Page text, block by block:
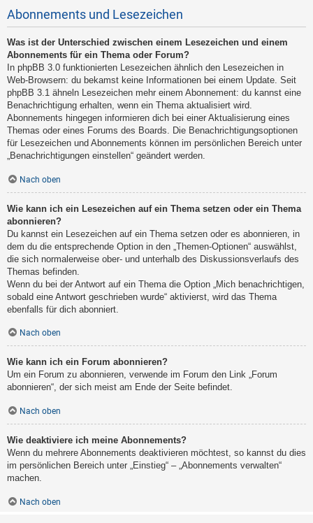
Abonnements und Lesezeichen
Was ist der Unterschied zwischen einem Lesezeichen und einem
Abonnements für ein Thema oder Forum?
In phpBB 3.0 funktionierten Lesezeichen ähnlich den Lesezeichen in
Web-Browsern: du bekamst keine Informationen bei einem Update. Seit
phpBB 3.1 ähneln Lesezeichen mehr einem Abonnement: du kannst eine
Benachrichtigung erhalten, wenn ein Thema aktualisiert wird.
Abonnements hingegen informieren dich bei einer Aktualisierung eines
Themas oder eines Forums des Boards. Die Benachrichtigungsoptionen
für Lesezeichen und Abonnements können im persönlichen Bereich unter
„Benachrichtigungen einstellen“ geändert werden.
Nach oben
Wie kann ich ein Lesezeichen auf ein Thema setzen oder ein Thema
abonnieren?
Du kannst ein Lesezeichen auf ein Thema setzen oder es abonnieren, in
dem du die entsprechende Option in den „Themen-Optionen“ auswählst,
die sich normalerweise ober- und unterhalb des Diskussionsverlaufs des
Themas befinden.
Wenn du bei der Antwort auf ein Thema die Option „Mich benachrichtigen,
sobald eine Antwort geschrieben wurde“ aktivierst, wird das Thema
ebenfalls für dich abonniert.
Nach oben
Wie kann ich ein Forum abonnieren?
Um ein Forum zu abonnieren, verwende im Forum den Link „Forum
abonnieren“, der sich meist am Ende der Seite befindet.
Nach oben
Wie deaktiviere ich meine Abonnements?
Wenn du mehrere Abonnements deaktivieren möchtest, so kannst du dies
im persönlichen Bereich unter „Einstieg“ – „Abonnements verwalten“
machen.
Nach oben